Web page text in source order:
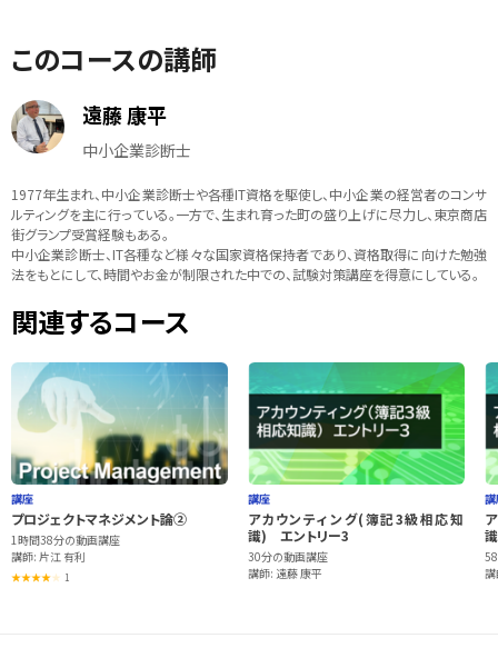
このコースの講師
遠藤 康平
中小企業診断士
1977年生まれ、中小企業診断士や各種IT資格を駆使し、中小企業の経営者のコンサ
ルティングを主に行っている。一方で、生まれ育った町の盛り上げに尽力し、東京商店
街グランプ受賞経験もある。
中小企業診断士、IT各種など様々な国家資格保持者であり、資格取得に向けた勉強
法をもとにして、時間やお金が制限された中での、試験対策講座を得意にしている。
関連するコース
講座
プロジェクトマネジメント論②
1時間38分の動画講座
講師: 片江 有利
1
講座
アカウンティング(簿記3級相応知
識) エントリー3
30分の動画講座
講師: 遠藤 康平
講